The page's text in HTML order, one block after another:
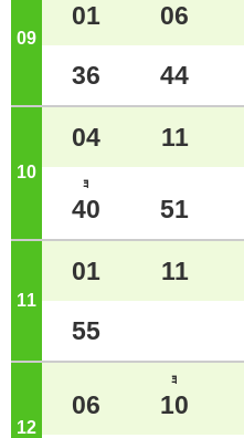
09
01 06
36 44
10 ジ
04 11
ﾖ
40 51
11 ジ
01 11
55
12
06
ﾖ
10